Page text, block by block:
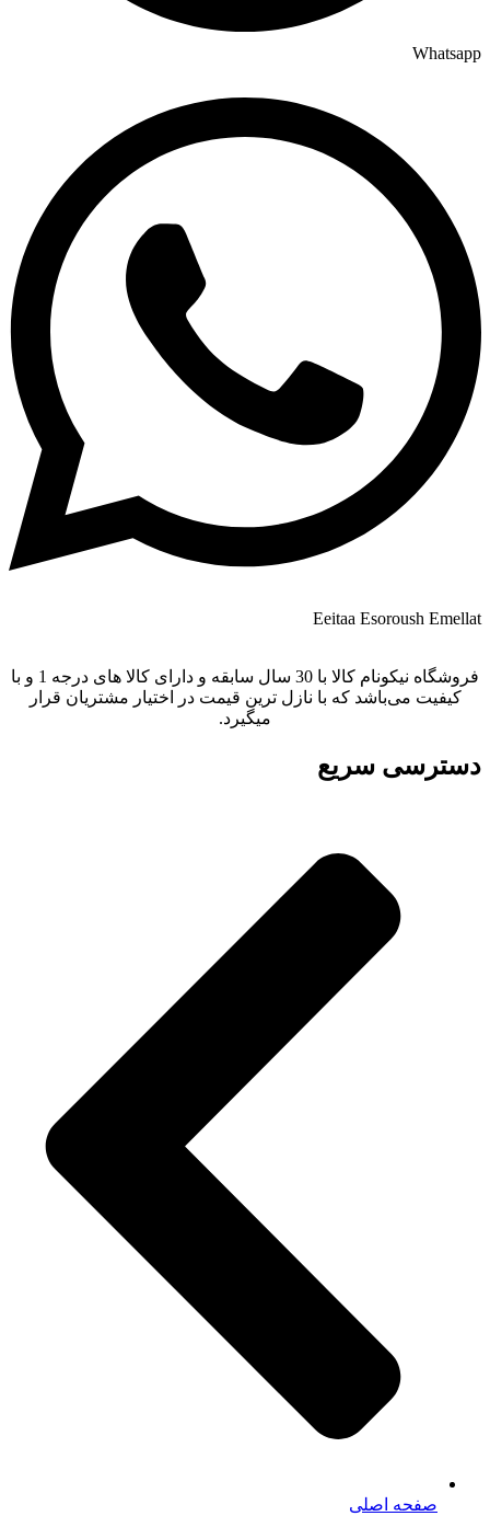
Whatsapp
Eeitaa Esoroush Emellat
فروشگاه نیکونام کالا با 30 سال سابقه و دارای کالا های درجه 1 و با
کیفیت می‌باشد که با نازل ترین قیمت در اختیار مشتریان قرار
میگیرد.
دسترسی سریع
صفحه اصلی